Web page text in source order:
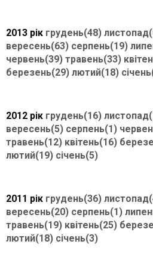
2013 рік грудень(48)
вересень(63) серпень(19)
червень(39) травень(33)
березень(29) лютий(18)
2012 рік грудень(16)
вересень(5) серпень(1)
травень(12) квітень(16)
лютий(19) січень(5)
2011 рік грудень(36)
вересень(20) серпень(1)
травень(19) квітень(25)
лютий(18) січень(3)